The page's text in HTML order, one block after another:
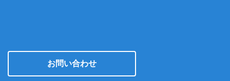
お問い合わせ